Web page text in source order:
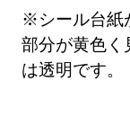
※シール台紙
部分が黄色
は透明です。